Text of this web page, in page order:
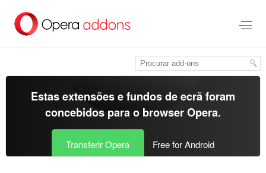
para
Estas extensões e fundos de ecrã foram
concebidos para o browser Opera.
Transferir Opera Free for Android